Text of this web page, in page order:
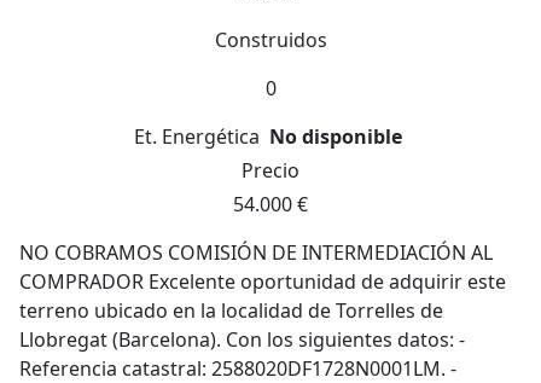
Construidos
0
Et. Energética No disponible
Precio
54.000 €
NO COBRAMOS COMISIÓN DE INTERMEDIACIÓN AL
COMPRADOR Excelente oportunidad de adquirir este
terreno ubicado en la localidad de Torrelles de
Llobregat (Barcelona). Con los siguientes datos: -
Referencia catastral: 2588020DF1728N0001LM. -